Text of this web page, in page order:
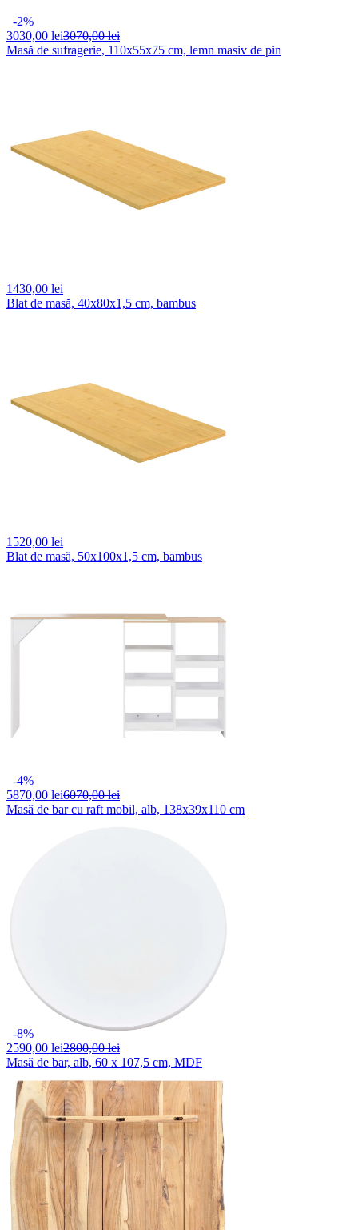
-2%
3030,00 lei3070,00 lei
Masă de sufragerie, 110x55x75 cm, lemn masiv de pin
1430,00 lei
Blat de masă, 40x80x1,5 cm, bambus
1520,00 lei
Blat de masă, 50x100x1,5 cm, bambus
-4%
5870,00 lei6070,00 lei
Masă de bar cu raft mobil, alb, 138x39x110 cm
-8%
2590,00 lei2800,00 lei
Masă de bar, alb, 60 x 107,5 cm, MDF